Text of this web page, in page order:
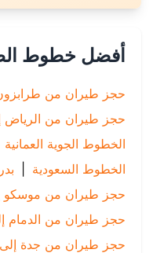
أفضل خطوط
حجز طيران من طرابزون إلى
حجز طيران من الرياض إلى
الخطوط الجوية العمانية |
الخطوط السعودية |بدر
حجز طيران من موسكو إلى
حجز طيران من الدمام إلى
حجز طيران من جدة إلى